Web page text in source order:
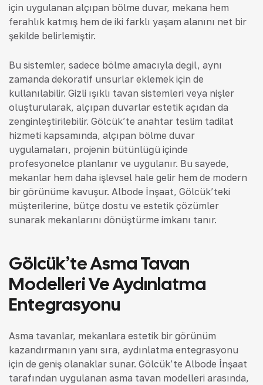
için uygulanan alçıpan bölme duvar, mekana hem
ferahlık katmış hem de iki farklı yaşam alanını net bir
şekilde belirlemiştir.
Bu sistemler, sadece bölme amacıyla değil, aynı
zamanda dekoratif unsurlar eklemek için de
kullanılabilir. Gizli ışıklı tavan sistemleri veya nişler
oluşturularak, alçıpan duvarlar estetik açıdan da
zenginleştirilebilir. Gölcük’te anahtar teslim tadilat
hizmeti kapsamında, alçıpan bölme duvar
uygulamaları, projenin bütünlüğü içinde
profesyonelce planlanır ve uygulanır. Bu sayede,
mekanlar hem daha işlevsel hale gelir hem de modern
bir görünüme kavuşur. Albode İnşaat, Gölcük’teki
müşterilerine, bütçe dostu ve estetik çözümler
sunarak mekanlarını dönüştürme imkanı tanır.
Gölcük’te Asma Tavan
Modelleri Ve Aydınlatma
Entegrasyonu
Asma tavanlar, mekanlara estetik bir görünüm
kazandırmanın yanı sıra, aydınlatma entegrasyonu
için de geniş olanaklar sunar. Gölcük’te Albode İnşaat
tarafından uygulanan asma tavan modelleri arasında,